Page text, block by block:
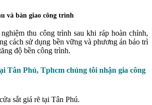
và bàn giao công trình
thu công trình sau khi ráp hoàn chỉnh,
cách sử dụng bền vững và phương án bảo trì
độ bền công trình.
Tân Phú, Tphcm chúng tôi nhận gia công
sắt giá rẽ tại Tân Phú.